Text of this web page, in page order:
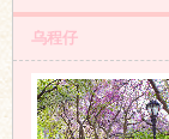
乌程仔